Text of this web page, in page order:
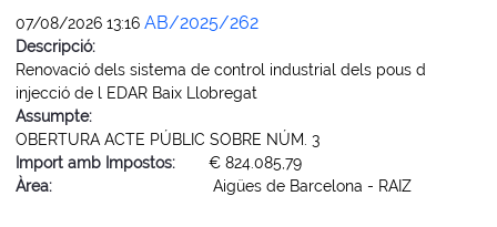
07/08/2026 13:16 AB/2025/262
Descripció:
Renovació dels sistema de control industrial dels pous d
injecció de l EDAR Baix Llobregat
Assumpte:
OBERTURA ACTE PÚBLIC SOBRE NÚM. 3
Import amb Impostos:
€ 824.085,79
Àrea:
Aigües de Barcelona - RAIZ